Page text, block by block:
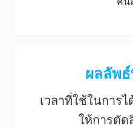
ผลลัพธ์
เวลาที่ใช้ในการ
ให้การตัด